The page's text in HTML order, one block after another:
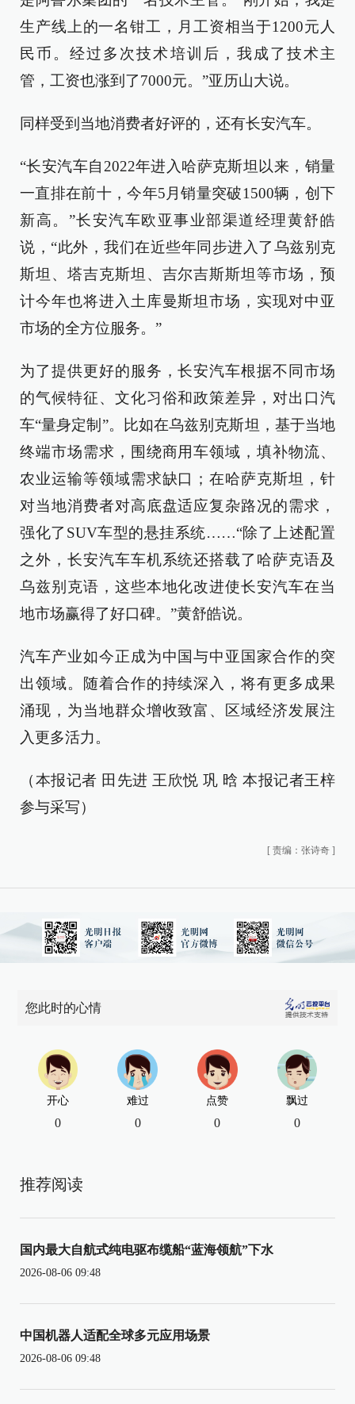
生产线上的一名钳工，月工资相当于1200元人
民币。经过多次技术培训后，我成了技术主
管，工资也涨到了7000元。”亚历山大说。
同样受到当地消费者好评的，还有长安汽车。
“长安汽车自2022年进入哈萨克斯坦以来，销量
一直排在前十，今年5月销量突破1500辆，创下
新高。”长安汽车欧亚事业部渠道经理黄舒皓
说，“此外，我们在近些年同步进入了乌兹别克
斯坦、塔吉克斯坦、吉尔吉斯斯坦等市场，预
计今年也将进入土库曼斯坦市场，实现对中亚
市场的全方位服务。”
为了提供更好的服务，长安汽车根据不同市场
的气候特征、文化习俗和政策差异，对出口汽
车“量身定制”。比如在乌兹别克斯坦，基于当地
终端市场需求，围绕商用车领域，填补物流、
农业运输等领域需求缺口；在哈萨克斯坦，针
对当地消费者对高底盘适应复杂路况的需求，
强化了SUV车型的悬挂系统……“除了上述配置
之外，长安汽车车机系统还搭载了哈萨克语及
乌兹别克语，这些本地化改进使长安汽车在当
地市场赢得了好口碑。”黄舒皓说。
汽车产业如今正成为中国与中亚国家合作的突
出领域。随着合作的持续深入，将有更多成果
涌现，为当地群众增收致富、区域经济发展注
入更多活力。
（本报记者 田先进 王欣悦 巩 晗 本报记者王梓
参与采写）
[ 责编：张诗奇 ]
您此时的心情
开心
0
难过
0
点赞
0
飘过
0
推荐阅读
国内最大自航式纯电驱布缆船“蓝海领航”下水
2026-08-06 09:48
中国机器人适配全球多元应用场景
2026-08-06 09:48